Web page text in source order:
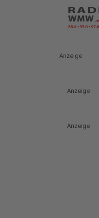
Anzeige
Anzeige
Anzeige